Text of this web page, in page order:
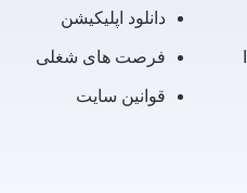
دانلود اپلیکیشن
فرصت های شغلی
قوانین سایت